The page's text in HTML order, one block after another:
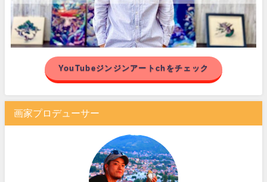
YouTubeジンジンアートchをチェック
画家プロデューサー